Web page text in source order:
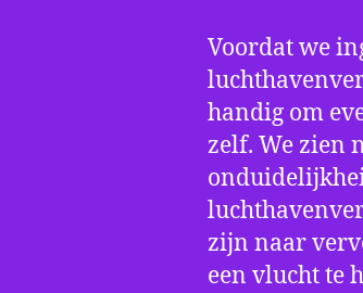
Voordat we
handig om
zelf. We zien
zijn naar
een vlucht te